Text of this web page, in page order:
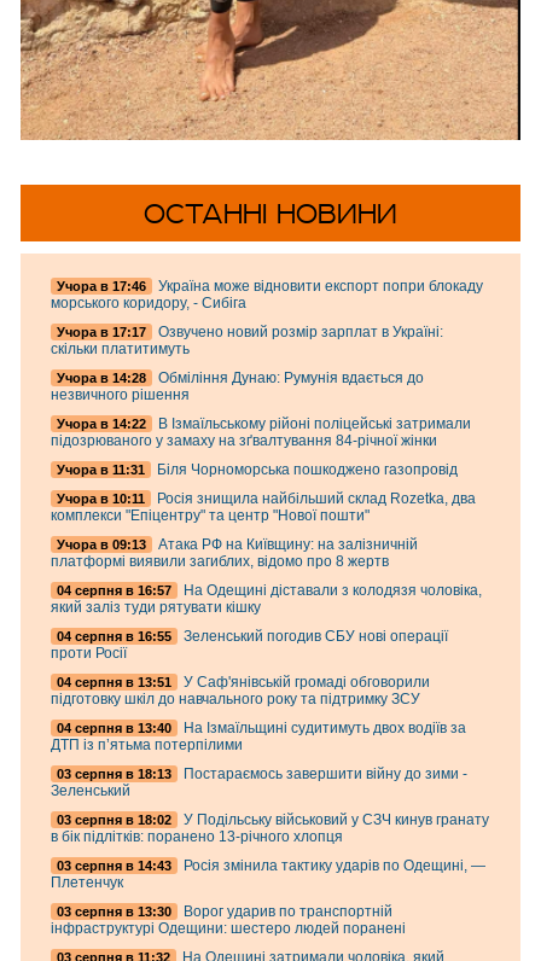
ОСТАННІ НОВИНИ
Учора в 17:46
Україна може відновити експорт попри блокаду
морського коридору, - Сибіга
Учора в 17:17
Озвучено новий розмір зарплат в Україні:
скільки платитимуть
Учора в 14:28
Обміління Дунаю: Румунія вдається до
незвичного рішення
Учора в 14:22
В Ізмаїльському рійоні поліцейські затримали
підозрюваного у замаху на зґвалтування 84-річної жінки
Учора в 11:31 Біля Чорноморська пошкоджено газопровід
Учора в 10:11
Росія знищила найбільший склад Rozetka, два
комплекси "Епіцентру" та центр "Нової пошти"
Учора в 09:13
Атака РФ на Київщину: на залізничній
платформі виявили загиблих, відомо про 8 жертв
04 серпня в 16:57
На Одещині діставали з колодязя чоловіка,
який заліз туди рятувати кішку
04 серпня в 16:55
Зеленський погодив СБУ нові операції
проти Росії
04 серпня в 13:51
У Саф'янівській громаді обговорили
підготовку шкіл до навчального року та підтримку ЗСУ
04 серпня в 13:40
На Ізмаїльщині судитимуть двох водіїв за
ДТП із п’ятьма потерпілими
03 серпня в 18:13
Постараємось завершити війну до зими -
Зеленський
03 серпня в 18:02
У Подільську військовий у СЗЧ кинув гранату
в бік підлітків: поранено 13-річного хлопця
03 серпня в 14:43
Росія змінила тактику ударів по Одещині, —
Плетенчук
03 серпня в 13:30
Ворог ударив по транспортній
інфраструктурі Одещини: шестеро людей поранені
03 серпня в 11:32
На Одещині затримали чоловіка, який